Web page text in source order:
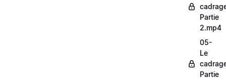
Partie
2.mp4
05-
Le
Partie